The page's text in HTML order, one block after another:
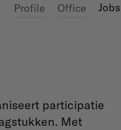
Profile Office Jobs
participatie
Met